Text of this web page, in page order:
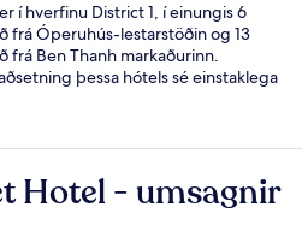
í hverfinu District 1, í einungis 6
Óperuhús-lestarstöðin og 13
Ben Thanh markaðurinn.
þessa hótels sé einstaklega
Hotel - umsagnir